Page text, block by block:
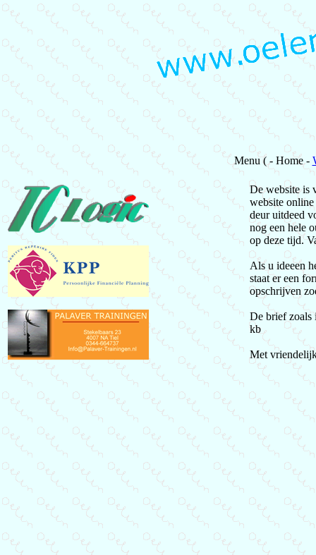
Menu ( - Home -
De website is
website
deur uitdeed
nog een hele
op deze tijd.
Als u ideeen
staat er een
opschrijven
De brief zoals
kb
Met